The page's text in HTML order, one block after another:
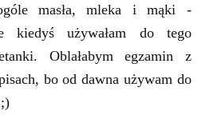
masła, mleka i mąki -
kiedyś używałam do tego
Oblałabym egzamin z
bo od dawna używam do